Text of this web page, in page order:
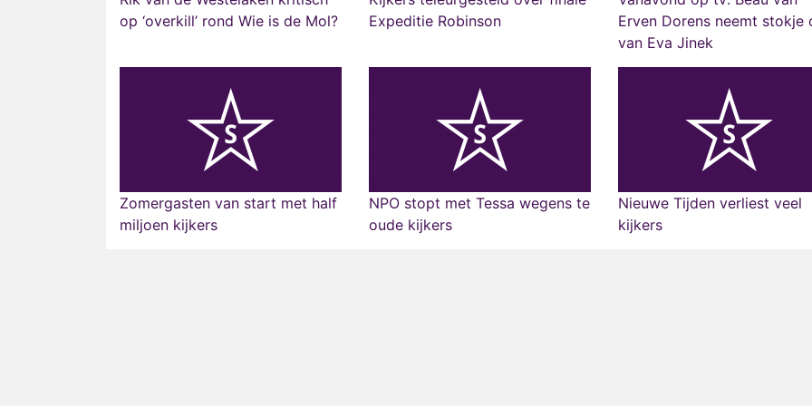
op ‘overkill’ rond Wie is de Mol?
Expeditie Robinson
Erven Dorens neemt stokje
van Eva Jinek
Zomergasten van start met half
miljoen kijkers
NPO stopt met Tessa wegens te
oude kijkers
Nieuwe Tijden verliest veel
kijkers